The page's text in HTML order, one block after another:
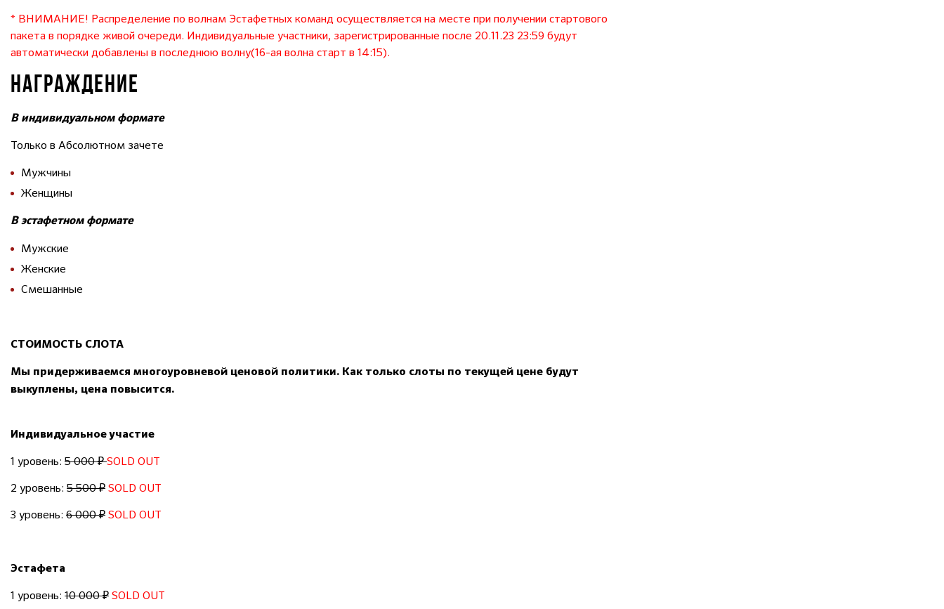
* ВНИМАНИЕ! Распределение по волнам Эстафетных команд осуществляется на месте при получении стартового
пакета в порядке живой очереди. Индивидуальные участники, зарегистрированные после 20.11.23 23:59 будут
автоматически добавлены в последнюю волну(16-ая волна старт в 14:15).
НАГРАЖДЕНИЕ
В индивидуальном формате
Только в Абсолютном зачете
Мужчины
Женщины
В эстафетном формате
Мужские
Женские
Смешанные
СТОИМОСТЬ СЛОТА
Мы придерживаемся многоуровневой ценовой политики. Как только слоты по текущей цене будут
выкуплены, цена повысится.
Индивидуальное участие
1 уровень: 5 000 ₽SOLD OUT
2 уровень: 5 500 ₽SOLD OUT
3 уровень: 6 000 ₽SOLD OUT
Эстафета
1 уровень: 10 000 ₽SOLD OUT